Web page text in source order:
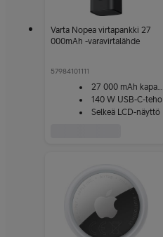
Varta Nopea virtapankki 27
000mAh -varavirtalähde
57984101111
27 000 mAh kapasiteetti
140 W USB-C-teho
Selkeä LCD-näyttö